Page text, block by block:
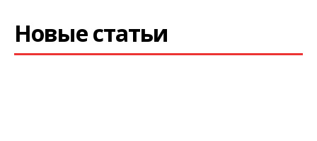
Новые статьи